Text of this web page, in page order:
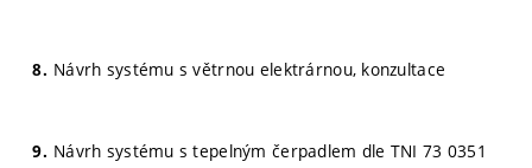
Návrh systému s větrnou elektrárnou, konzultace
Návrh systému s tepelným čerpadlem dle TNI 73 0351